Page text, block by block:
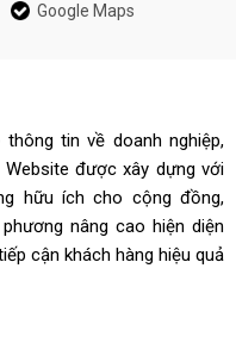
Google Maps
thông tin về doanh nghiệp,
được xây dựng với
hữu ích cho cộng đồng,
nâng cao hiện diện
cận khách hàng hiệu quả